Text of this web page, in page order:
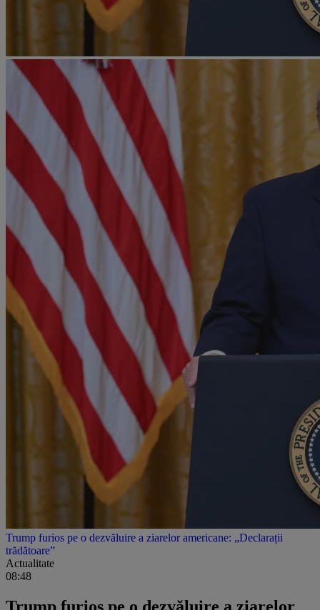
Trump furios pe o dezvăluire a ziarelor americane: „Declarații
trădătoare”
Actualitate
08:48